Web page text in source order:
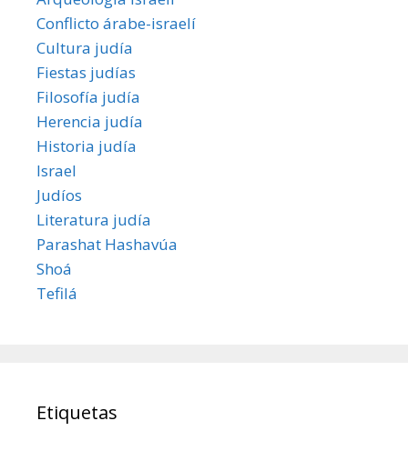
Conflicto árabe-israelí
Cultura judía
Fiestas judías
Filosofía judía
Herencia judía
Historia judía
Israel
Judíos
Literatura judía
Parashat Hashavúa
Shoá
Tefilá
Etiquetas